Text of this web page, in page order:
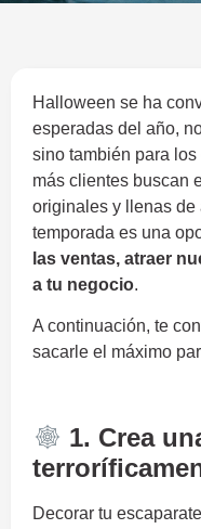
Halloween se ha
esperadas del año,
sino también para
más clientes buscan
originales y llenas de
temporada es una
las ventas, atraer
a tu negocio.
A continuación, te
sacarle el máximo
1. Crea
Decorar tu